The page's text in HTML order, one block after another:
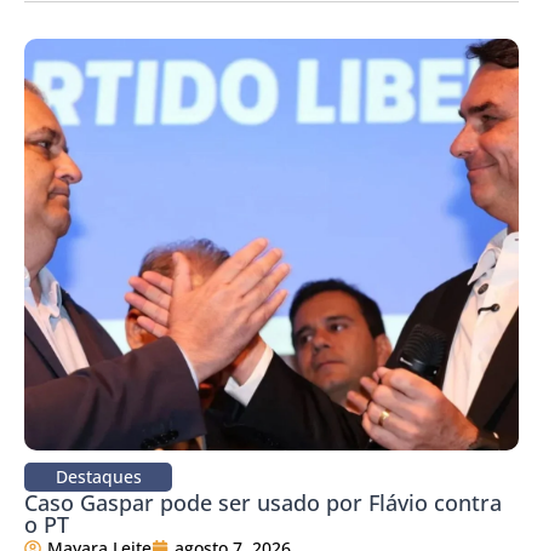
Destaques
Caso Gaspar pode ser usado por Flávio contra
o PT